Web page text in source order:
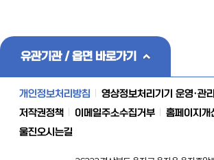
유관기관 / 읍면 바로가기
개인정보처리방침
영상정보처리기기 운영·관
저작권정책
이메일주소수집거부 홈페이지개
울진오시는길